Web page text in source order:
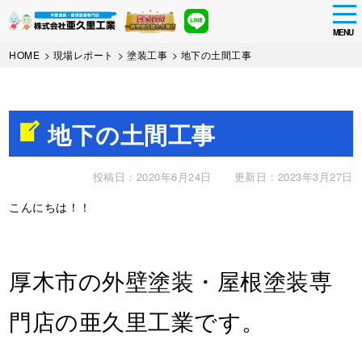
Skip
MENU
HOME > 現場レポート >塗装工事 > 地下の土間工事
地下の土間工事
投稿日：2020年6月24日 更新日：2023年3月27日
こんにちは！！
厚木市の外壁塗装・屋根塗装専
門店の亜久里工業です。